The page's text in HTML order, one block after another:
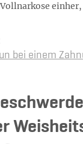
bei einem